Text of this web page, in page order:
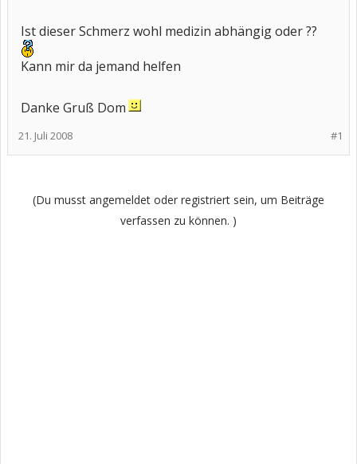
Ist dieser Schmerz wohl medizin abhängig oder ??
Kann mir da jemand helfen
Danke Gruß Dom
#1
21. Juli 2008
(Du musst angemeldet oder registriert sein, um Beiträge
verfassen zu können. )